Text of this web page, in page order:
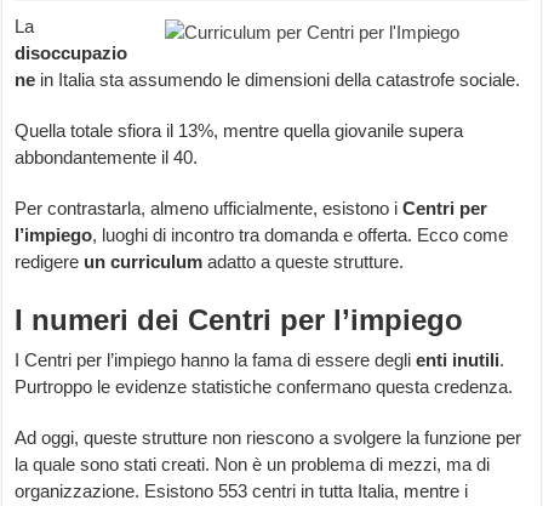
La
disoccupazio
ne in Italia sta assumendo le dimensioni della catastrofe sociale.
Quella totale sfiora il 13%, mentre quella giovanile supera
abbondantemente il 40.
Per contrastarla, almeno ufficialmente, esistono i Centri per
l’impiego, luoghi di incontro tra domanda e offerta. Ecco come
redigere un curriculum adatto a queste strutture.
I numeri dei Centri per l’impiego
I Centri per l’impiego hanno la fama di essere deglienti inutili.
Purtroppo le evidenze statistiche confermano questa credenza.
Ad oggi, queste strutture non riescono a svolgere la funzione per
la quale sono stati creati. Non è un problema di mezzi, ma di
organizzazione. Esistono 553 centri in tutta Italia, mentre i